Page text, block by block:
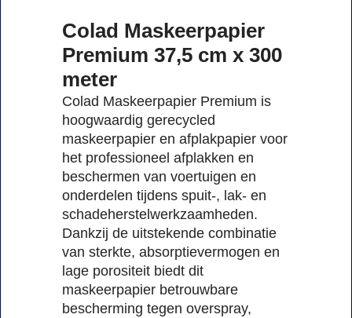
Colad Maskeerpapier
Premium 37,5 cm x 300
meter
Colad Maskeerpapier Premium is
hoogwaardig gerecycled
maskeerpapier en afplakpapier voor
het professioneel afplakken en
beschermen van voertuigen en
onderdelen tijdens spuit-, lak- en
schadeherstelwerkzaamheden.
Dankzij de uitstekende combinatie
van sterkte, absorptievermogen en
lage porositeit biedt dit
maskeerpapier betrouwbare
bescherming tegen overspray,